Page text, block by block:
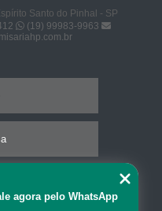
Santo do Pinhal - SP
(19) 99983-9963
agora pelo WhatsApp